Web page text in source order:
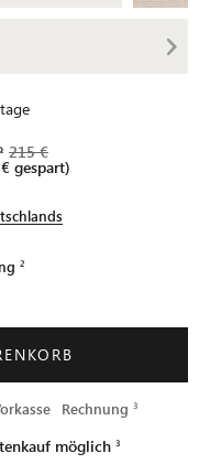
215 €
gespart)
Rechnung
möglich